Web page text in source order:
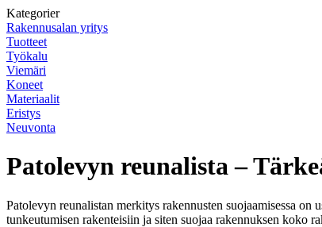
Kategorier
Rakennusalan yritys
Tuotteet
Työkalu
Viemäri
Koneet
Materiaalit
Eristys
Neuvonta
Patolevyn reunalista –
Patolevyn reunalistan merkitys rakennusten suojaamisessa on
tunkeutumisen rakenteisiin ja siten suojaa rakennuksen koko